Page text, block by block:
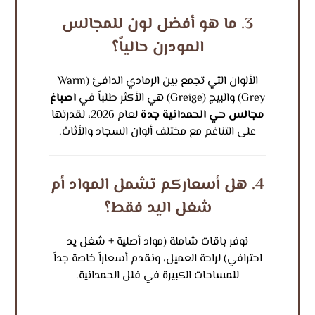
3. ما هو أفضل لون للمجالس
المودرن حالياً؟
الألوان التي تجمع بين الرمادي الدافئ (Warm
Grey) والبيج (Greige) هي الأكثر طلباً في
اصباغ
مجالس حي الحمدانية جدة
لعام 2026، لقدرتها
على التناغم مع مختلف ألوان السجاد والأثاث.
4. هل أسعاركم تشمل المواد أم
شغل اليد فقط؟
نوفر باقات شاملة (مواد أصلية + شغل يد
احترافي) لراحة العميل، ونقدم أسعاراً خاصة جداً
للمساحات الكبيرة في فلل الحمدانية.